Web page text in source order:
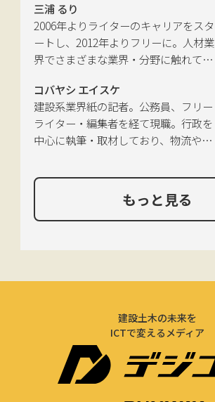
仕事をしていたため、小さな頃から憧
れあり。
三浦 るり
2006年よりライターのキャリアをスタ
ートし、2012年よりフリーに。人材業
界でさまざまな業界・分野に触れてき
を手掛ける。現在は特に建築や不動
産、さらにはDX分野を探究中。
コバヤシ エイスケ
建設系業界紙の記者。公務員、フリー
ライター・編集者を経て現職。行政を
中心に執筆・取材しており、物流や環
もっと見る
建設土木の未来を
ICTで変えるメディア